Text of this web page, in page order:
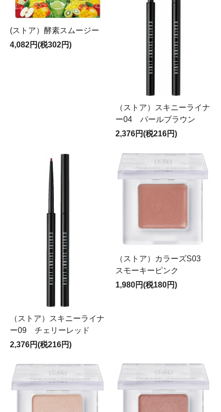
(ストア）酵素スムージー
4,082円(税302円)
（ストア）スキニーライナ
ー04 パールブラウン
2,376円(税216円)
（ストア）スキニーライナ
ー09 チェリーレッド
2,376円(税216円)
（ストア）カラーズS03
スモーキーピンク
1,980円(税180円)